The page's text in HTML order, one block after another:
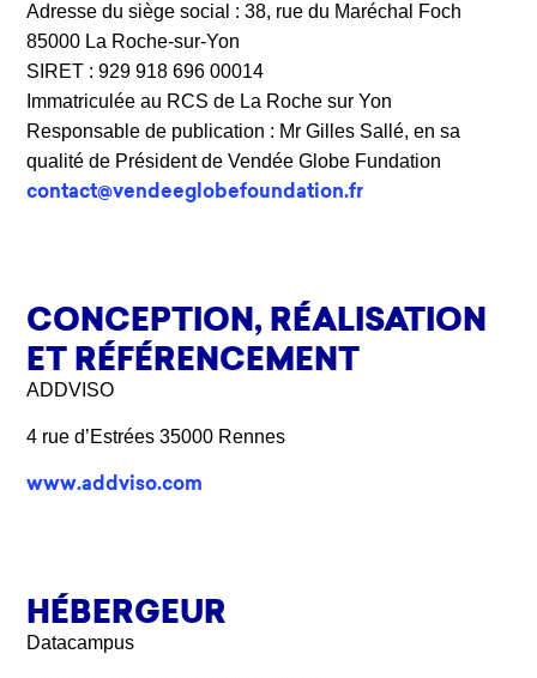
Adresse du siège social : 38, rue du Maréchal Foch
85000 La Roche-sur-Yon
SIRET : 929 918 696 00014
Immatriculée au RCS de La Roche sur Yon
Responsable de publication : Mr Gilles Sallé, en sa
qualité de Président de Vendée Globe Fundation
contact@vendeeglobefoundation.fr
CONCEPTION, RÉALISATION
ET RÉFÉRENCEMENT
ADDVISO
4 rue d’Estrées 35000 Rennes
www.addviso.com
HÉBERGEUR
Datacampus